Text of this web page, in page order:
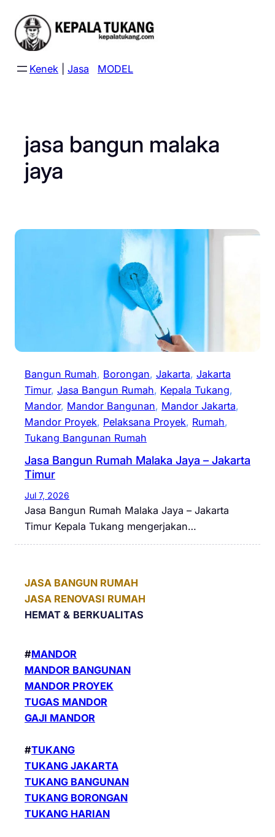
content
Kenek Jasa MODEL
jasa bangun malaka
jaya
Bangun Rumah, Borongan, Jakarta, Jakarta
Timur, Jasa Bangun Rumah, Kepala Tukang
Mandor, Mandor Bangunan, Mandor Jakarta
Mandor Proyek, Pelaksana Proyek, Rumah
Tukang Bangunan Rumah
Jasa Bangun Rumah Malaka Jaya – Jakarta
Timur
Jul 7, 2026
Jasa Bangun Rumah Malaka Jaya – Jakarta
Timur Kepala Tukang mengerjakan…
JASA BANGUN RUMAH
JASA RENOVASI RUMAH
HEMAT & BERKUALITAS
#MANDOR
MANDOR BANGUNAN
MANDOR PROYEK
TUGAS MANDOR
GAJI MANDOR
#TUKANG
TUKANG JAKARTA
TUKANG BANGUNAN
TUKANG BORONGAN
TUKANG HARIAN